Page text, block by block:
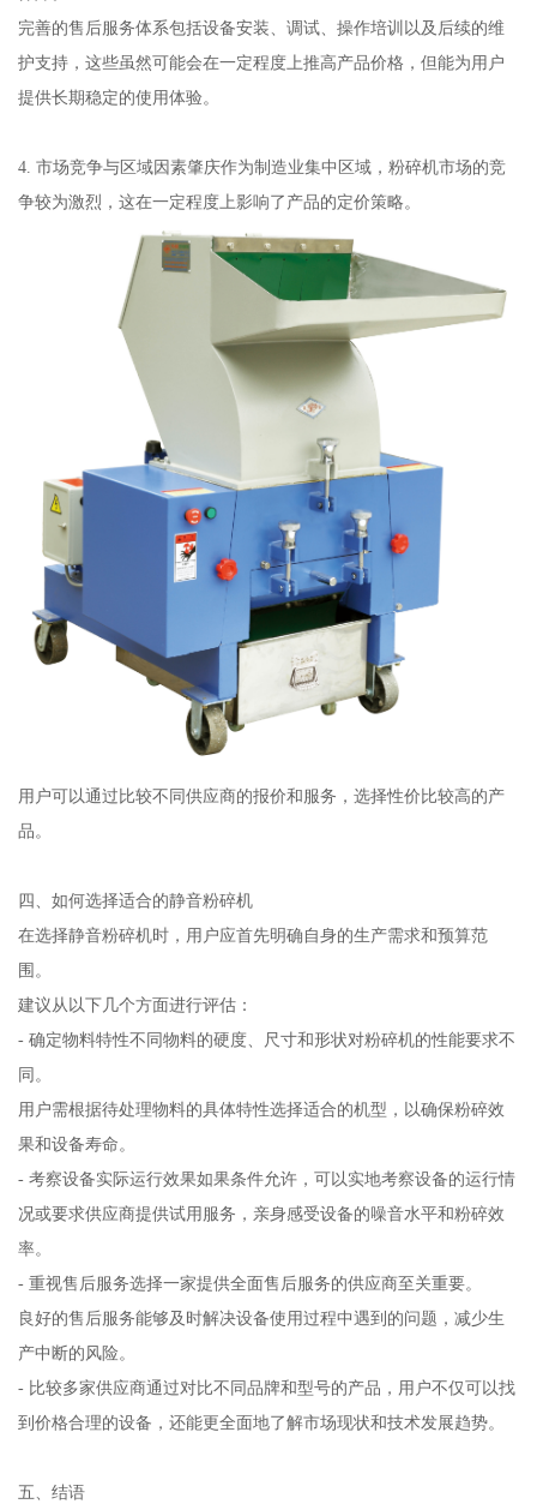
完善的售后服务体系包括设备安装、调试、操作培训以及后续的维
护支持，这些虽然可能会在一定程度上推高产品价格，但能为用户
提供长期稳定的使用体验。
4. 市场竞争与区域因素肇庆作为制造业集中区域，粉碎机市场的竞
争较为激烈，这在一定程度上影响了产品的定价策略。
用户可以通过比较不同供应商的报价和服务，选择性价比较高的产
品。
四、如何选择适合的静音粉碎机
在选择静音粉碎机时，用户应首先明确自身的生产需求和预算范
围。
建议从以下几个方面进行评估：
- 确定物料特性不同物料的硬度、尺寸和形状对粉碎机的性能要求不
同。
用户需根据待处理物料的具体特性选择适合的机型，以确保粉碎效
果和设备寿命。
- 考察设备实际运行效果如果条件允许，可以实地考察设备的运行情
况或要求供应商提供试用服务，亲身感受设备的噪音水平和粉碎效
率。
- 重视售后服务选择一家提供全面售后服务的供应商至关重要。
良好的售后服务能够及时解决设备使用过程中遇到的问题，减少生
产中断的风险。
- 比较多家供应商通过对比不同品牌和型号的产品，用户不仅可以找
到价格合理的设备，还能更全面地了解市场现状和技术发展趋势。
五、结语